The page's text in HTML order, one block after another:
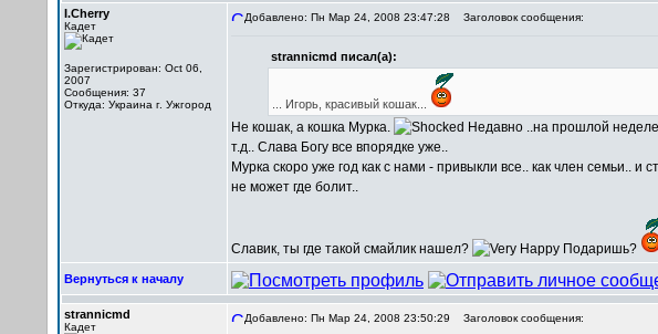
I.Cherry
Кадет
Зарегистрирован: Oct 06,
2007
Сообщения: 37
Откуда: Украина г. Ужгород
Добавлено: Пн Мар 24, 2008 23:47:28 Заголовок сообщения:
strannicmd писал(а):
... Игорь, красивый кошак...
Не кошак, а кошка Мурка.
Недавно ..на прошлой
т.д.. Слава Богу все впорядке уже..
Мурка скоро уже год как с нами - привыкли все.. как член семьи.. и
не может где болит..
Славик, ты где такой смайлик нашел? Подаришь?
Вернуться к началу
strannicmd
Кадет
Добавлено: Пн Мар 24, 2008 23:50:29 Заголовок сообщения: